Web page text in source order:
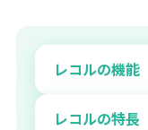
レコルの機能
レコルの特長